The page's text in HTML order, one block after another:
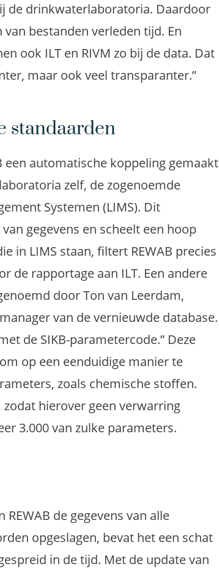
de drinkwaterlaboratoria. Daardoor
bestanden verleden tijd. En
ook ILT en RIVM zo bij de data. Dat
maar ook veel transparanter.”
standaarden
een automatische koppeling gemaakt
zelf, de zogenoemde
Systemen (LIMS). Dit
gegevens en scheelt een hoop
in LIMS staan, filtert REWAB precies
de rapportage aan ILT. Een andere
door Ton van Leerdam,
van de vernieuwde database.
de SIKB-parametercode.” Deze
op een eenduidige manier te
zoals chemische stoffen.
hierover geen verwarring
3.000 van zulke parameters.
de gegevens van alle
opgeslagen, bevat het een schat
in de tijd. Met de update van